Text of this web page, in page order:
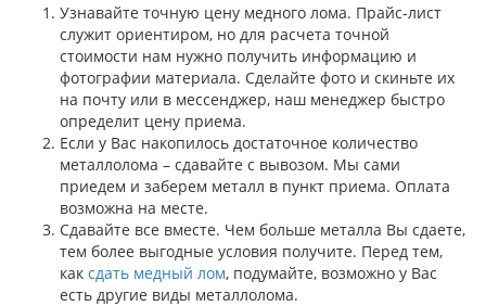
Узнавайте точную цену медного лома. Прайс-лист
служит ориентиром, но для расчета точной
стоимости нам нужно получить информацию и
фотографии материала. Сделайте фото и скиньте их
на почту или в мессенджер, наш менеджер быстро
определит цену приема.
Если у Вас накопилось достаточное количество
металлолома – сдавайте с вывозом. Мы сами
приедем и заберем металл в пункт приема. Оплата
возможна на месте.
Сдавайте все вместе. Чем больше металла Вы сдаете,
тем более выгодные условия получите. Перед тем,
как сдать медный лом, подумайте, возможно у Вас
есть другие виды металлолома.